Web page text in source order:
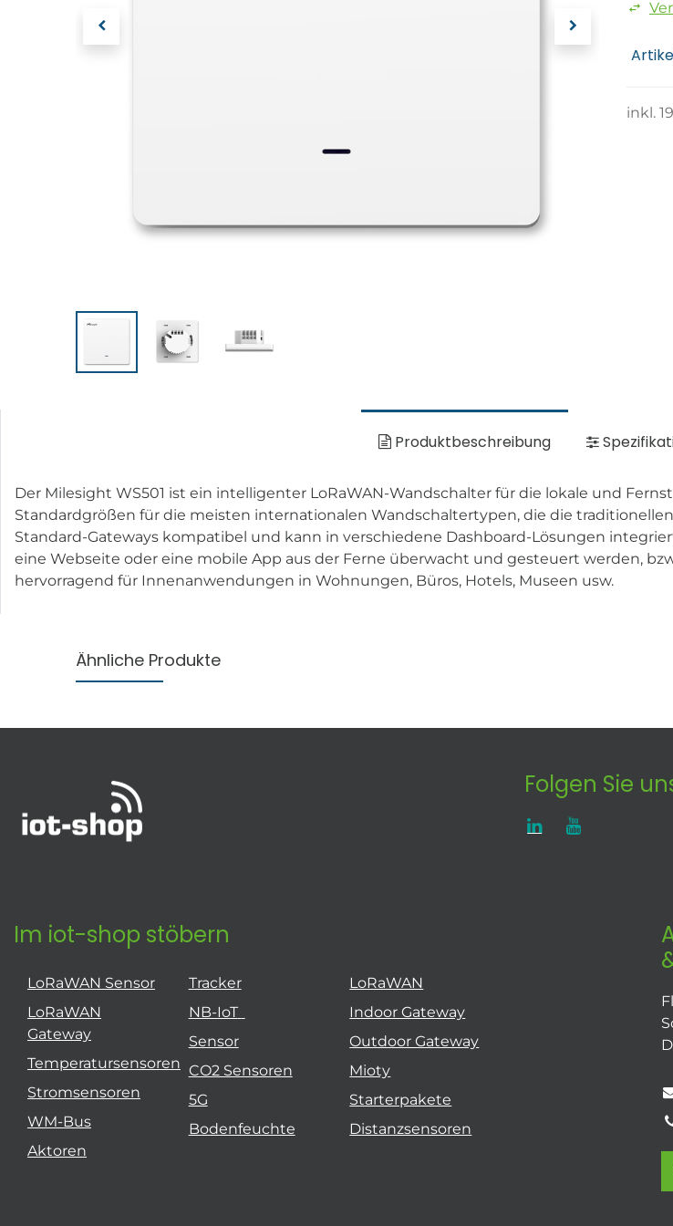
inkl.
Produktbeschreibung
Der Milesight WS501 ist ein intelligenter LoRaWAN-Wandschalter für die lokale und
Standardgrößen für die meisten internationalen Wandschaltertypen, die die
Standard-Gateways kompatibel und kann in verschiedene Dashboard-Lösungen
eine Webseite oder eine mobile App aus der Ferne überwacht und gesteuert werden,
hervorragend für Innenanwendungen in Wohnungen, Büros, Hotels, Museen usw.
Ähnliche Produkte
Folgen Sie
Im iot-shop stöbern
LoRaWAN Sensor
LoRaWAN
Gateway
Temperatursensoren
Stromsensoren
WM-Bus
Aktoren
Tracker
NB-IoT
Sensor
CO2 Sensoren
5G
Bodenfeuchte
LoRaWAN
Indoor Gateway
Outdoor Gateway
Mioty
Starterpakete
Distanzsensoren